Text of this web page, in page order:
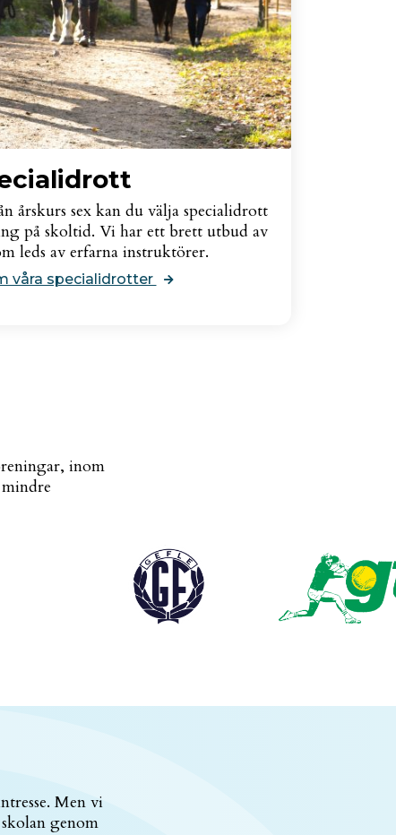
årskurs sex kan du välja specialidrott
på skoltid. Vi har ett brett utbud av
leds av erfarna instruktörer.
våra specialidrotter
inom
Men vi
genom